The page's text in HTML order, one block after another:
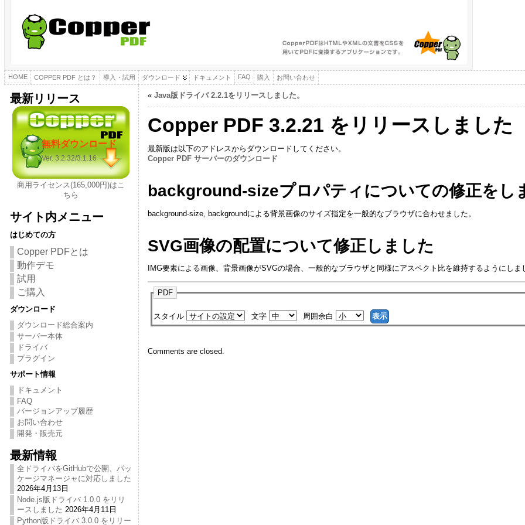
HOME COPPER PDF とは？ 導入・試用 ダウンロード ドキュメント FAQ 購入 お問い合わせ
最新リリース
無料ダウンロード
Ver. 3.2.32/3.1.16
商用ライセンス(165,000円)はこ
ちら
サイト内メニュー
はじめての方
Copper PDFとは
動作デモ
試用
ご購入
ダウンロード
ダウンロード総合案内
サーバー本体
ドライバ
プラグイン
サポート情報
ドキュメント
FAQ
バージョンアップ履歴
お問い合わせ
開発・販売元
最新情報
全ドライバをGitHubで公開、パッ
ケージマネージャに対応しました
2026年4月13日
Node.js版ドライバ 1.0.0 をリリ
ースしました 2026年4月11日
Python版ドライバ 3.0.0 をリリー
« Java版ドライバ 2.2.1をリリースしました。
Copper PDF 3.2.21 をリリースしました
最新版は以下のアドレスからダウンロードしてください。
Copper PDF サーバーのダウンロード
background-sizeプロパティについての修正をし
background-size, backgroundによる背景画像のサイズ指定を一般的なブラウザに合わせました。
SVG画像の配置について修正しました
IMG要素による画像、背景画像がSVGの場合、一般的なブラウザと同様にアスペクト比を維持するようにしま
PDF
スタイル 文字 周囲余白
Comments are closed.